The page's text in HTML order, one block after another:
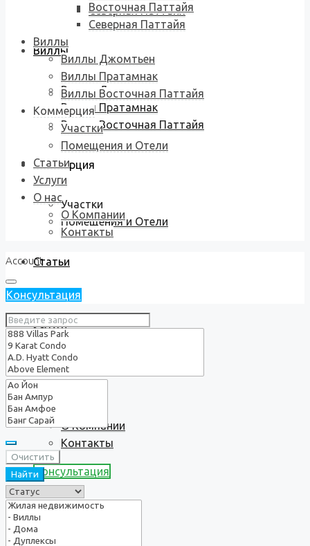
Северная Паттайя
Виллы
Виллы Джомтьен
Виллы Пратамнак
Виллы Восточная Паттайя
Коммерция
Участки
Помещения и Отели
Статьи
Услуги
О нас
О Компании
Контакты
Консультация
Восточная Паттайя
Северная Паттайя
Виллы
Виллы Джомтьен
Виллы Пратамнак
Виллы Восточная Паттайя
Коммерция
Участки
Помещения и Отели
Статьи
Услуги
О нас
О Компании
Контакты
Account
Консультация
Очистить
Найти